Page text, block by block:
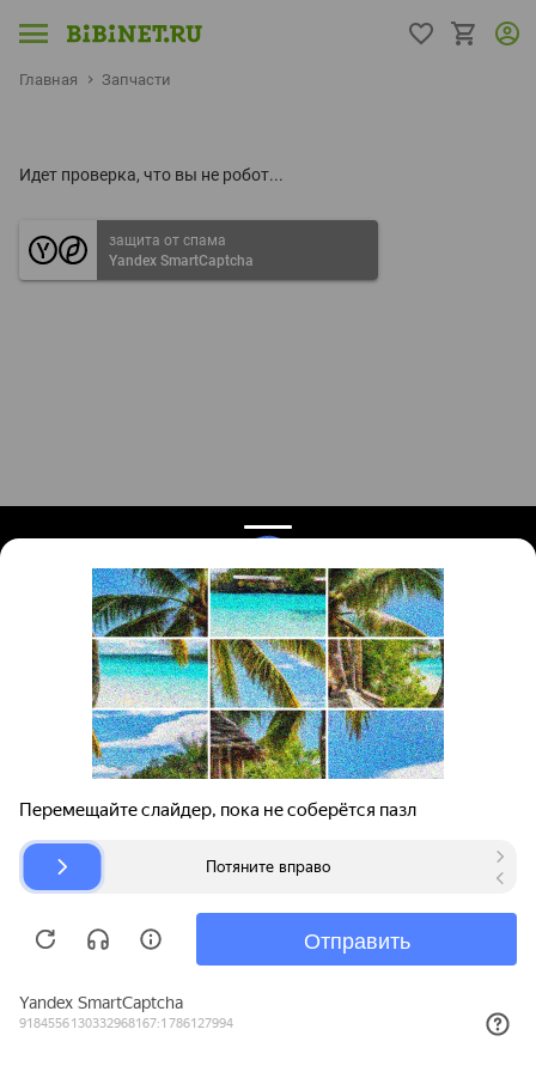
Главная Запчасти
Идет проверка, что вы не робот...
защита от спама
Yandex SmartCaptcha
Поиск запчастей
Для автокомпаний
Авторазборки
О проекте
Помощь
Карта сайта
© bibinet.ru - система поиска запчастей,
Copyright 2010-2026 Все права защищены